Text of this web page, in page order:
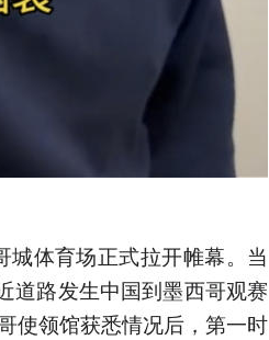
体育场正式拉开帷幕。当
道路发生中国到墨西哥观赛
使领馆获悉情况后，第一时